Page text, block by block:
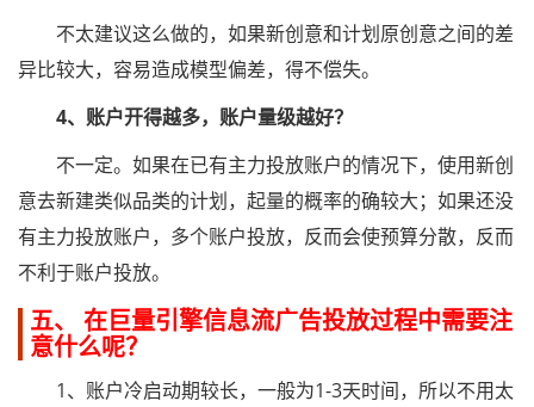
不太建议这么做的，如果新创意和计划原创意之间的差
异比较大，容易造成模型偏差，得不偿失。
4、账户开得越多，账户量级越好？
不一定。如果在已有主力投放账户的情况下，使用新创
意去新建类似品类的计划，起量的概率的确较大；如果还没
有主力投放账户，多个账户投放，反而会使预算分散，反而
不利于账户投放。
五、 在巨量引擎信息流广告投放过程中需要注
意什么呢？
1、账户冷启动期较长，一般为1-3天时间，所以不用太